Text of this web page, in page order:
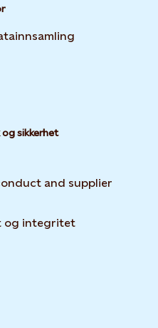
sikkerhet
and supplier
og integritet